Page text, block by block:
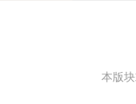
本版